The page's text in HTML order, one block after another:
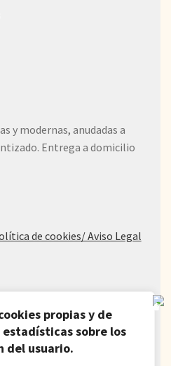
propias y de
sobre los
del usuario.
y modernas, anudadas a
Entrega a domicilio
de cookies/ Aviso Legal